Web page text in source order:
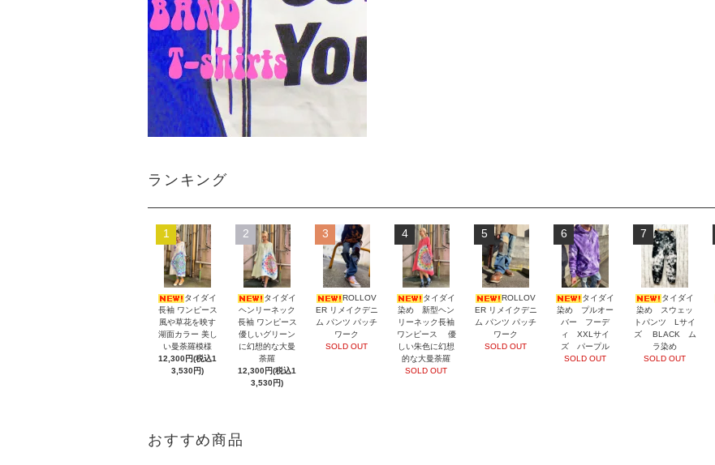
ランキング
1
タイダイ
長袖 ワンピース
風や草花を映す
湖面カラー 美し
い曼荼羅模様
12,300円(税込1
3,530円)
2
タイダイ
ヘンリーネック
長袖 ワンピース
優しいグリーン
に幻想的な大曼
荼羅
12,300円(税込1
3,530円)
3
ROLLOV
ER リメイクデニ
ム パンツ パッチ
ワーク
SOLD OUT
4
タイダイ
染め 新型ヘン
リーネック長袖
ワンピース 優
しい朱色に幻想
的な大曼荼羅
SOLD OUT
5
ROLLOV
ER リメイクデニ
ム パンツ パッチ
ワーク
SOLD OUT
6
タイダイ
染め プルオー
バー フーデ
ィ XXLサイ
ズ パープル
SOLD OUT
7
タイダイ
染め スウェッ
トパンツ Lサイ
ズ BLACK ム
ラ染め
SOLD OUT
おすすめ商品